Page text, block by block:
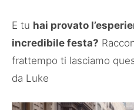
E tu hai provato
incredibile festa?
frattempo ti lasciamo
da Luke